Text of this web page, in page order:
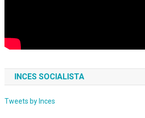
INCES SOCIALISTA
Tweets by Inces